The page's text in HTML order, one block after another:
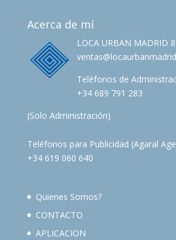
Acerca de mí
LOCA URBAN MADRID
Teléfonos de
+34 689 791 283
(Solo Administración)
Teléfonos para Publicidad (Agaral
+34 619 060 640
Quienes Somos?
CONTACTO
APLICACION